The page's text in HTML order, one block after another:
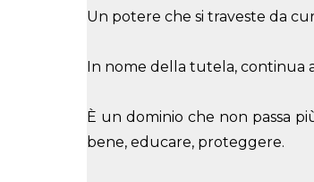
Un potere che si traveste da
In nome della tutela, continua
È un dominio che non passa
bene, educare, proteggere.